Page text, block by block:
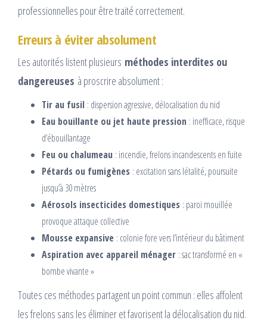
professionnelles pour être traité correctement.​
Erreurs à éviter absolument
Les autorités listent plusieurs méthodes interdites ou
dangereuses à proscrire absolument :​
Tir au fusil : dispersion agressive, délocalisation du nid
Eau bouillante ou jet haute pression : inefficace, risque
d’ébouillantage
Feu ou chalumeau : incendie, frelons incandescents en fuite
Pétards ou fumigènes : excitation sans létalité, poursuite
jusqu’à 30 mètres
Aérosols insecticides domestiques : paroi mouillée
provoque attaque collective
Mousse expansive : colonie fore vers l’intérieur du bâtiment
Aspiration avec appareil ménager : sac transformé en «
bombe vivante »
Toutes ces méthodes partagent un point commun : elles affolent
les frelons sans les éliminer et favorisent la délocalisation du nid.